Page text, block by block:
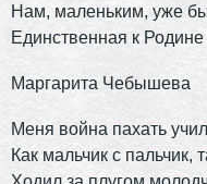
Нам, маленьким, уже
Единственная к
Маргарита Чебышева
Меня война пахать
Как мальчик с пальчик,